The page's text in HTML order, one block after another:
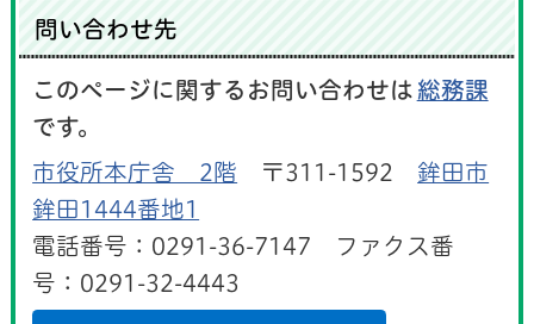
問い合わせ先
このページに関するお問い合わせは 総務課
です。
市役所本庁舎 2階 〒311-1592 鉾田市
鉾田1444番地1
電話番号：0291-36-7147 ファクス番
号：0291-32-4443